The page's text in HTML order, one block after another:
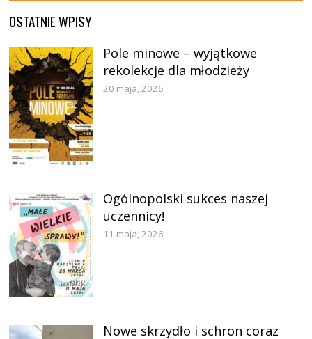
OSTATNIE WPISY
Pole minowe – wyjątkowe
rekolekcje dla młodzieży
20 maja, 2026
Ogólnopolski sukces naszej
uczennicy!
11 maja, 2026
Nowe skrzydło i schron coraz